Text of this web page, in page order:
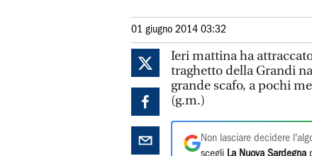
01 giugno 2014 03:32
Ieri mattina ha
traghetto della Grandi
grande scafo, a pochi
(g.m.)
Non lasciare decidere
scegli La Nuova Sardegna